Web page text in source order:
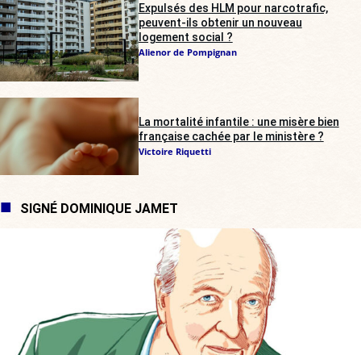
Expulsés des HLM pour narcotrafic,
peuvent-ils obtenir un nouveau
logement social ?
Alienor de Pompignan
La mortalité infantile : une misère bien
française cachée par le ministère ?
Victoire Riquetti
SIGNÉ DOMINIQUE JAMET